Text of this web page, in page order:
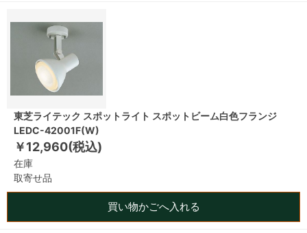
東芝ライテック スポットライト スポットビーム白色フランジ
LEDC-42001F(W)
￥12,960(税込)
在庫
取寄せ品
買い物かごへ入れる